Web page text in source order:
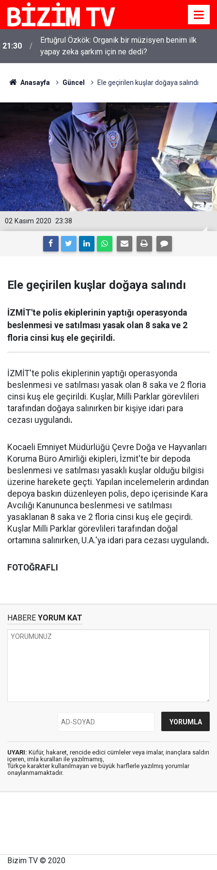
21:30
Ertuğrul Özkök: Organik bir müzisyen benim ilk
yapay zeka şarkım için ne dedi?
Anasayfa Güncel Ele geçirilen kuşlar doğaya salındı
23:38
02 Kasım 2020
Ele geçirilen kuşlar doğaya salındı
İZMİT'te polis ekiplerinin yaptığı operasyonda
beslenmesi ve satılması yasak olan 8 saka ve 2
floria cinsi kuş ele geçirildi.
İZMİT'te polis ekiplerinin yaptığı operasyonda
beslenmesi ve satılması yasak olan 8 saka ve 2 floria
cinsi kuş ele geçirildi. Kuşlar, Milli Parklar görevlileri
tarafından doğaya salınırken bir kişiye idari para
cezası uygulandı.
Kocaeli Emniyet Müdürlüğü Çevre Doğa ve Hayvanları
Koruma Büro Amirliği ekipleri, İzmit'te bir depoda
beslenmesi ve satılması yasaklı kuşlar olduğu bilgisi
üzerine harekete geçti. Yapılan incelemelerin ardından
depoya baskın düzenleyen polis, depo içerisinde Kara
Avcılığı Kanununca beslenmesi ve satılması
yasaklanan 8 saka ve 2 floria cinsi kuş ele geçirdi.
Kuşlar Milli Parklar görevlileri tarafından doğal
ortamına salınırken, U.A.'ya idari para cezası uygulandı.
FOTOĞRAFLI
HABERE YORUM KAT
UYARI: Küfür, hakaret, rencide edici cümleler veya imalar, inançlara saldırı
içeren, imla kuralları ile yazılmamış,
Türkçe karakter kullanılmayan ve büyük harflerle yazılmış yorumlar
onaylanmamaktadır.
Bizim TV © 2020